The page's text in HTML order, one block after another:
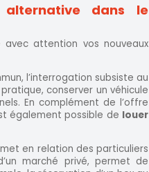
dans le
avec attention vos nouveaux
l’interrogation subsiste au
conserver un véhicule
En complément de l’offre
également possible de louer
en relation des particuliers
marché privé, permet de